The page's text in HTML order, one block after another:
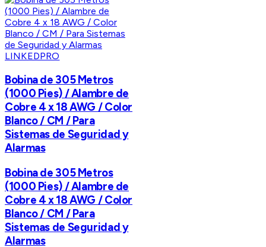
LINKEDPRO
Bobina de 305 Metros
(1000 Pies) / Alambre de
Cobre 4 x 18 AWG / Color
Blanco / CM / Para
Sistemas de Seguridad y
Alarmas
Bobina de 305 Metros
(1000 Pies) / Alambre de
Cobre 4 x 18 AWG / Color
Blanco / CM / Para
Sistemas de Seguridad y
Alarmas